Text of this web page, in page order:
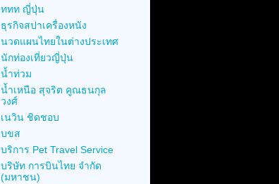
ททท ญี่ปุ่น
ธุรกิจสปาเครื่องหนัง
นวดแผนไทยในต่างประเทศ
นักท่องเที่ยวญี่ปุ่น
น้ำท่วม
น้ำเหนือ สุจริต คูณธนกุล
วงศ์
เนวิน ชิดชอบ
บขส
บริการ Pet Travel Service
บริษัท การบินไทย จำกัด
(มหาชน)